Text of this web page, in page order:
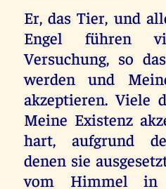
Er, das Tier, und
Engel führen
Versuchung, so
werden und
akzeptieren. Viele
Meine Existenz
hart, aufgrund
denen sie
vom Himmel